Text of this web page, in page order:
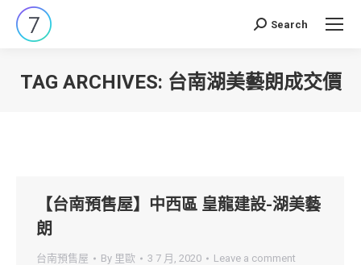
Search:
Search
TAG ARCHIVES: 台南湖美藝朗成交價
【台南預售屋】中西區 皇龍建設-湖美藝
朗
台南預售屋 By 里歐 3 7 月, 2020 Leave a comment